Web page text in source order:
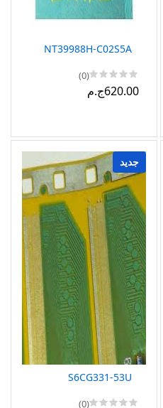
NT39988H-C02S5A
(0)
620.00ج.م
جديد
S6CG331-53U
(0)